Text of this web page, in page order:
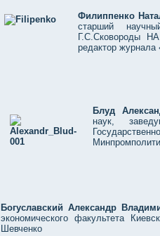
Филиппенко
старший
Г.С.Сковороды
редактор
Блуд
наук,
Богуславский Александр
экономического факультета
Шевченко